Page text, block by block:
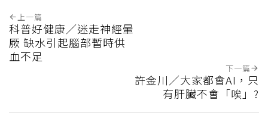
上一篇
科普好健康／迷走神經暈
厥 缺水引起腦部暫時供
血不足
下一篇
許金川／大家都會AI，只
有肝臟不會「唉」?